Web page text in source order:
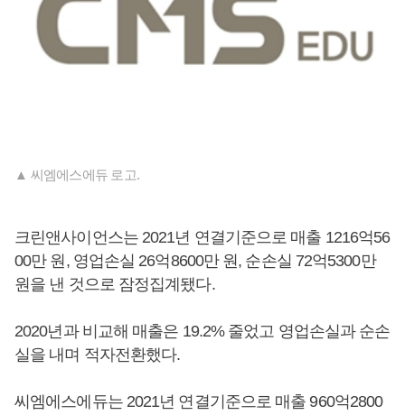
▲ 씨엠에스에듀 로고.
크린앤사이언스는 2021년 연결기준으로 매출 1216억56
00만 원, 영업손실 26억8600만 원, 순손실 72억5300만
원을 낸 것으로 잠정집계됐다.
2020년과 비교해 매출은 19.2% 줄었고 영업손실과 순손
실을 내며 적자전환했다.
씨엠에스에듀는 2021년 연결기준으로 매출 960억2800